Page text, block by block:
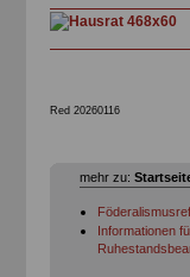
Red 20260116
mehr zu:
Informationen